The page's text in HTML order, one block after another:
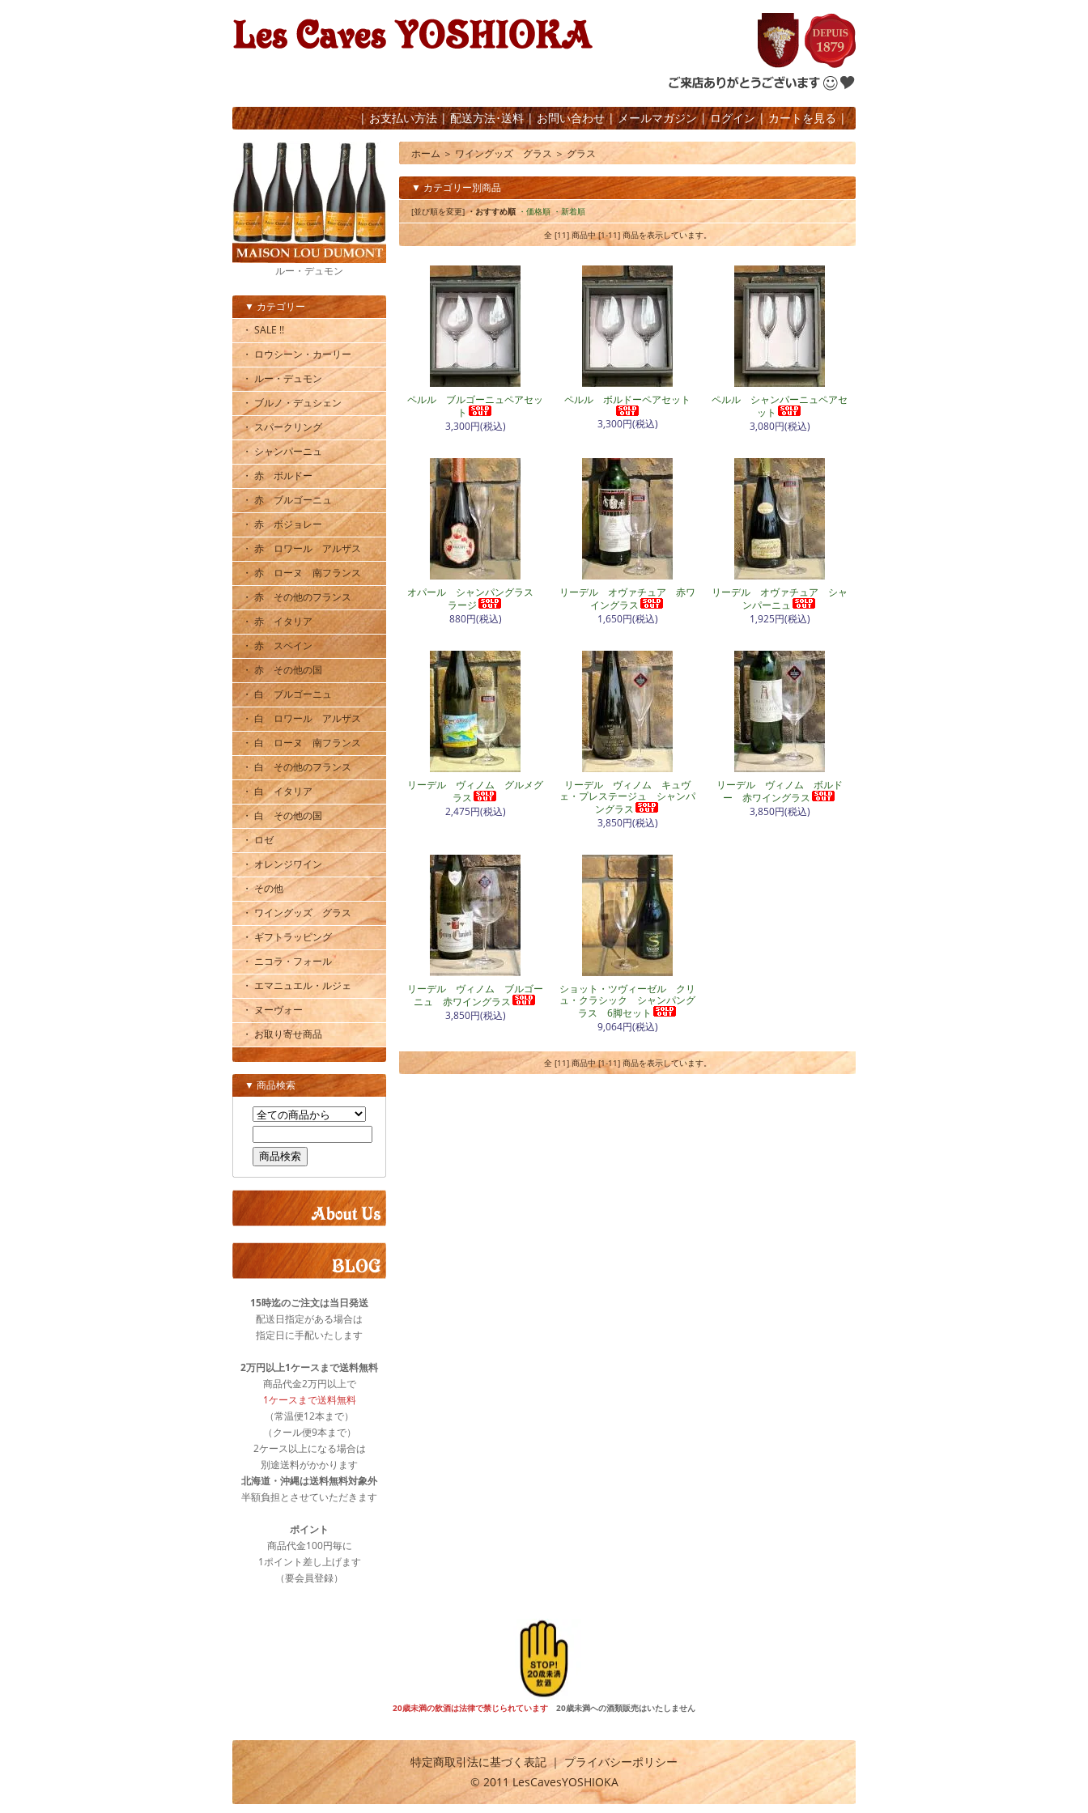
|お支払い方法|配送方法･送料|お問い合わせ|メールマガジン|ログイン|カートを見る|
ルー・デュモン
▼ カテゴリー
・ SALE !!
・ ロウシーン・カーリー
・ ルー・デュモン
・ ブルノ・デュシェン
・ スパークリング
・ シャンパーニュ
・ 赤 ボルドー
・ 赤 ブルゴーニュ
・ 赤 ボジョレー
・ 赤 ロワール アルザス
・ 赤 ローヌ 南フランス
・ 赤 その他のフランス
・ 赤 イタリア
・ 赤 スペイン
・ 赤 その他の国
・ 白 ブルゴーニュ
・ 白 ロワール アルザス
・ 白 ローヌ 南フランス
・ 白 その他のフランス
・ 白 イタリア
・ 白 その他の国
・ ロゼ
・ オレンジワイン
・ その他
・ ワイングッズ グラス
・ ギフトラッピング
・ ニコラ・フォール
・ エマニュエル・ルジェ
・ ヌーヴォー
・ お取り寄せ商品
▼ 商品検索
15時迄のご注文は当日発送
配送日指定がある場合は
指定日に手配いたします
2万円以上1ケースまで送料無料
商品代金2万円以上で
1ケースまで送料無料
（常温便12本まで）
（クール便9本まで）
2ケース以上になる場合は
別途送料がかかります
北海道・沖縄は送料無料対象外
半額負担とさせていただきます
ポイント
商品代金100円毎に
1ポイント差し上げます
（要会員登録）
ホーム ＞ ワイングッズ グラス ＞ グラス
▼ カテゴリー別商品
[並び順を変更]・おすすめ順 ・価格順 ・新着順
全 [11] 商品中 [1-11] 商品を表示しています。
ペルル ブルゴーニュペアセッ
ト
3,300円(税込)
ペルル ボルドーペアセット
3,300円(税込)
ペルル シャンパーニュペアセ
ット
3,080円(税込)
オパール シャンパングラス
ラージ
880円(税込)
リーデル オヴァチュア 赤ワ
イングラス
1,650円(税込)
リーデル オヴァチュア シャ
ンパーニュ
1,925円(税込)
リーデル ヴィノム グルメグ
ラス
2,475円(税込)
リーデル ヴィノム キュヴ
ェ・プレステージュ シャンパ
ングラス
3,850円(税込)
リーデル ヴィノム ボルド
ー 赤ワイングラス
3,850円(税込)
リーデル ヴィノム ブルゴー
ニュ 赤ワイングラス
3,850円(税込)
ショット・ツヴィーゼル クリ
ュ・クラシック シャンパング
ラス 6脚セット
9,064円(税込)
全 [11] 商品中 [1-11] 商品を表示しています。
20歳未満の飲酒は法律で禁じられています 20歳未満への酒類販売はいたしません
特定商取引法に基づく表記｜プライバシーポリシー
© 2011 LesCavesYOSHIOKA